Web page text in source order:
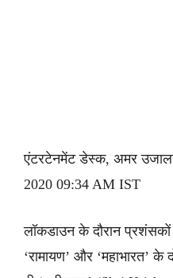
एंटरटेनमेंट डेस्क, अमर
2020 09:34 AM IST
लॉकडाउन के दौरान
‘रामायण’ और ‘महाभारत’